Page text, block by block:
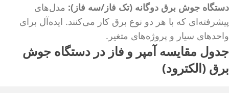
دستگاه جوش برق دوگانه (تک فاز/سه فاز): مدل‌های
پیشرفته‌ای که با هر دو نوع برق کار می‌کنند. ایده‌آل برای
واحدهای سیار و پروژه‌های متغیر.
جدول مقایسه آمپر و فاز در دستگاه جوش
برق (الکترود)